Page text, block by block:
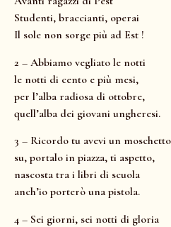
Studenti, braccianti, operai
Il sole non sorge più ad Est !
2 – Abbiamo vegliato le notti
le notti di cento e più mesi,
per l’alba radiosa di ottobre,
quell’alba dei giovani ungheresi.
3 – Ricordo tu avevi un moschetto
su, portalo in piazza, ti aspetto,
nascosta tra i libri di scuola
anch’io porterò una pistola.
4 – Sei giorni, sei notti di gloria